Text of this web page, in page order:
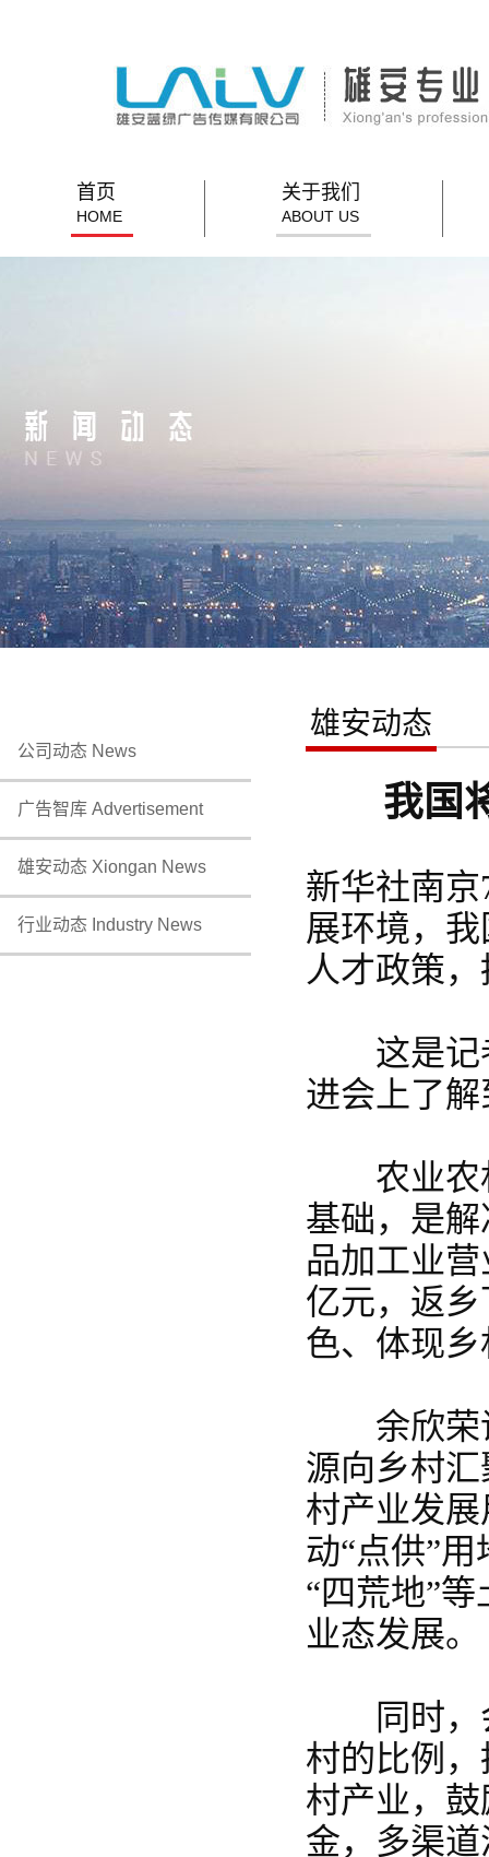
首页
HOME
关于我们
ABOUT US
公司动态 News
广告智库 Advertisement
雄安动态 Xiongan News
行业动态 Industry News
雄安动态
我国
新华社南
展环境，
人才政策
这是记者
进会上了
农业农村
基础，是
品加工业
亿元，返
色、体现
余欣荣说
源向乡村
村产业发
动“点供”
“四荒地”
业态发展。
同时，会
村的比例
村产业，
金，多渠